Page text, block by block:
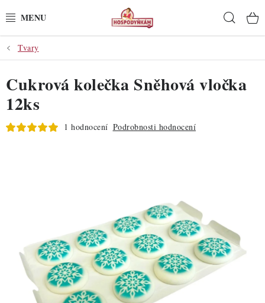
na
POTŘEBY
POMŮCKY
SUROVINY
POCHUTINY
ZDRAVÉ PEČENÍ
DÁRKOVÉ POUKAZY
Tvary
Cukrová kolečka Sněhová vločka
12ks
1 hodnocení Podrobnosti hodnocení